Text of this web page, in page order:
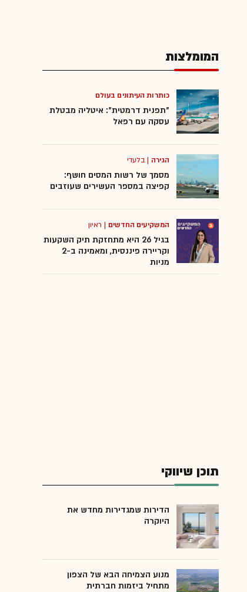
המומלצות
כותרות העיתונים בעולם
"תפנית דרמטית": איטליה מבטלת
עסקה עם רפאל
הגירה |בלעדי
מסמך של רשות המסים חושף:
קפיצה במספר העשירים שעוזבים
המשקיעים החדשים | ראיון
בגיל 26 היא מתחזקת תיק השקעות
וקריירה פיננסית, ומאמינה ב-2
מניות
תוכן שיווקי
הדירות שמגדירות מחדש את
היוקרה
מנוע הצמיחה הבא של הצפון
מתחיל ביזמות חברתית